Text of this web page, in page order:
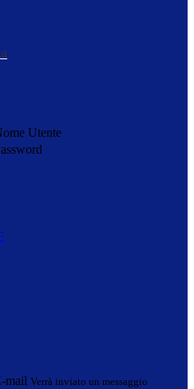
Utente
mail Verrà inviato un messaggio